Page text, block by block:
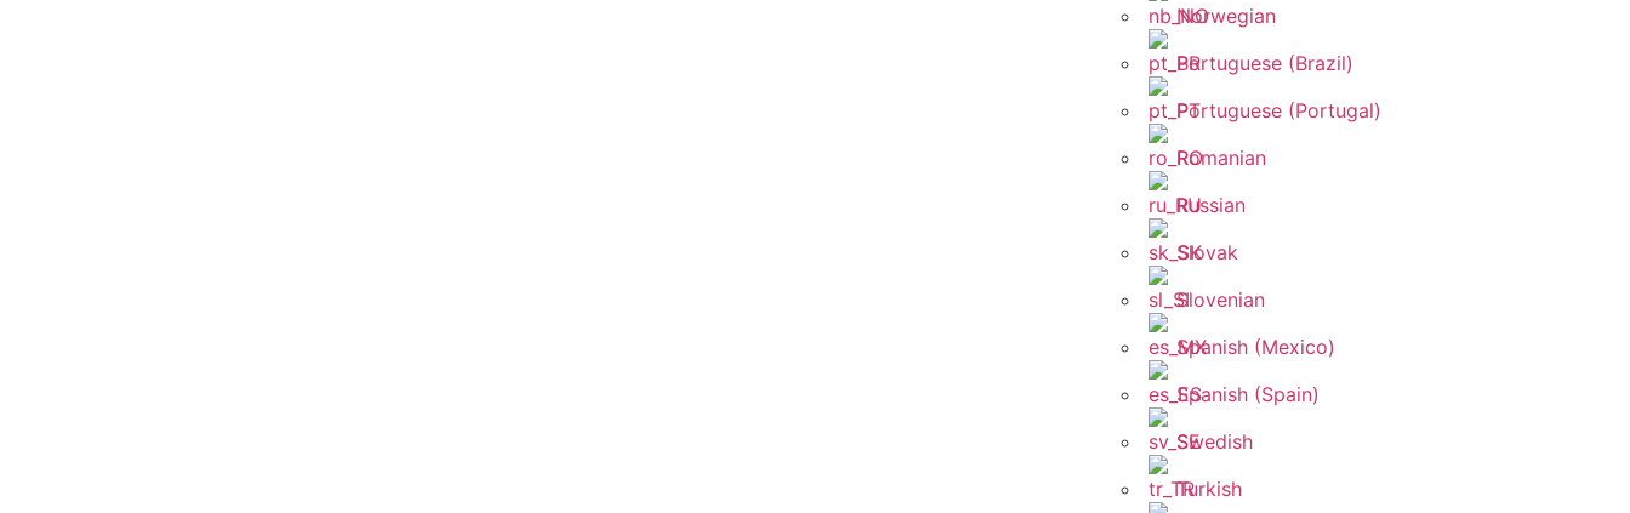
Norwegian
Portuguese (Brazil)
Portuguese (Portugal)
Romanian
Russian
Slovak
Slovenian
Spanish (Mexico)
Spanish (Spain)
Swedish
Turkish